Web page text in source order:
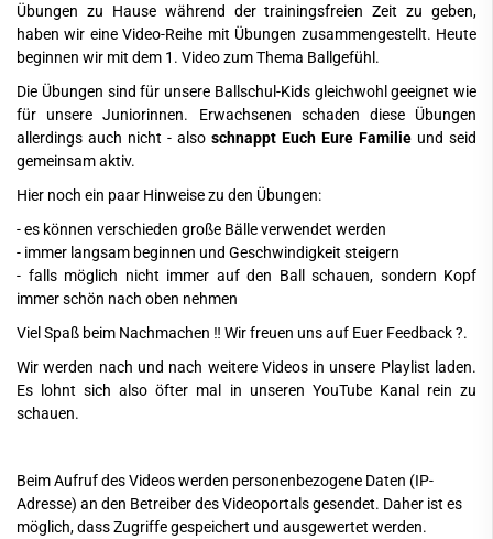
Übungen zu Hause während der trainingsfreien Zeit zu geben,
haben wir eine Video-Reihe mit Übungen zusammengestellt. Heute
beginnen wir mit dem 1. Video zum Thema Ballgefühl.
Die Übungen sind für unsere Ballschul-Kids gleichwohl geeignet wie
für unsere Juniorinnen. Erwachsenen schaden diese Übungen
allerdings auch nicht - also schnappt Euch Eure Familie und seid
gemeinsam aktiv.
Hier noch ein paar Hinweise zu den Übungen:
- es können verschieden große Bälle verwendet werden
- immer langsam beginnen und Geschwindigkeit steigern
- falls möglich nicht immer auf den Ball schauen, sondern Kopf
immer schön nach oben nehmen
Viel Spaß beim Nachmachen ‼️ Wir freuen uns auf Euer Feedback ?.
Wir werden nach und nach weitere Videos in unsere Playlist laden.
Es lohnt sich also öfter mal in unseren YouTube Kanal rein zu
schauen.
Beim Aufruf des Videos werden personenbezogene Daten (IP-
Adresse) an den Betreiber des Videoportals gesendet. Daher ist es
möglich, dass Zugriffe gespeichert und ausgewertet werden.